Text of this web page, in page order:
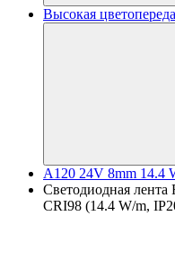
Высокая
A120 24V 8mm 14.4
Светодиодная
CRI98 (14.4 W/m,